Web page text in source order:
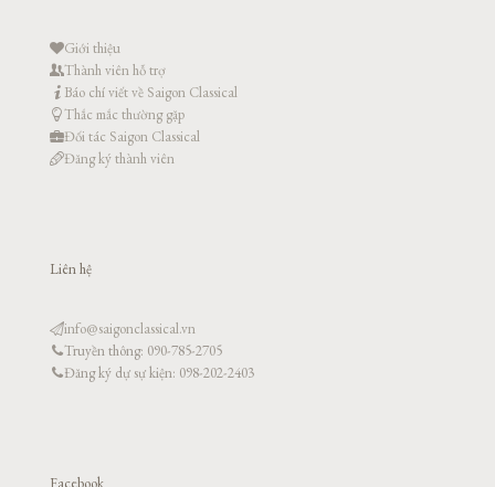
Giới thiệu
Thành viên hỗ trợ
Báo chí viết về Saigon Classical
Thắc mắc thường gặp
Đối tác Saigon Classical
Đăng ký thành viên
Liên hệ
info@saigonclassical.vn
Truyền thông: 090-785-2705
Đăng ký dự sự kiện: 098-202-2403
Facebook